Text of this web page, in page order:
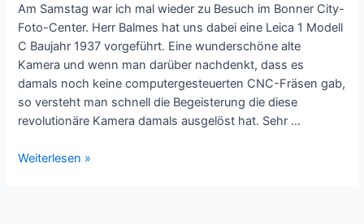
Am Samstag war ich mal wieder zu Besuch im Bonner City-
Foto-Center. Herr Balmes hat uns dabei eine Leica 1 Modell
C Baujahr 1937 vorgeführt. Eine wunderschöne alte
Kamera und wenn man darüber nachdenkt, dass es
damals noch keine computergesteuerten CNC-Fräsen gab,
so versteht man schnell die Begeisterung die diese
revolutionäre Kamera damals ausgelöst hat. Sehr …
Fotoplausch
Weiterlesen »